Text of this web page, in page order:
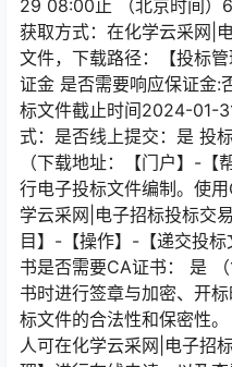
29 08:00止 （北京时间）
获取方式：在化学云采网|
文件，下载路径：【投标
证金 是否需要响应保证金:
标文件截止时间2024-01-
式：是否线上提交：是 投
（下载地址：【门户】-
行电子投标文件编制。使
学云采网|电子招标投标交
目】-【操作】-【递交投
书是否需要CA证书： 是
书时进行签章与加密、开
标文件的合法性和保密性
人可在化学云采网|电子招